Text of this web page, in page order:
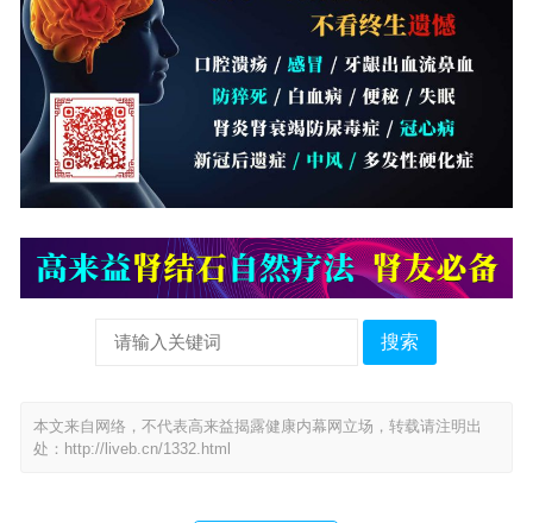
搜索
本文来自网络，不代表高来益揭露健康内幕网立场，转载请注明出
处： http://liveb.cn/1332.html